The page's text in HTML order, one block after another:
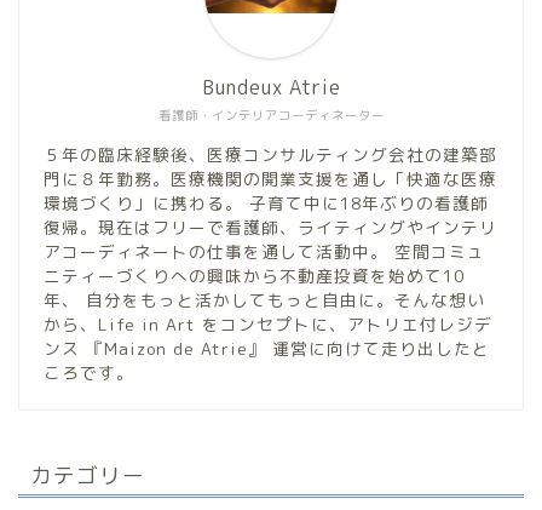
看護師・インテリアコーディネーター
Bundeux Atrie
５年の臨床経験後、医療コンサルティング会社の建築部
門に８年勤務。医療機関の開業支援を通し「快適な医療
環境づくり」に携わる。 子育て中に18年ぶりの看護師
復帰。現在はフリーで看護師、ライティングやインテリ
アコーディネートの仕事を通して活動中。 空間コミュ
ニティーづくりへの興味から不動産投資を始めて10
年、 自分をもっと活かしてもっと自由に。そんな想い
から、Life in Art をコンセプトに、アトリエ付レジデ
ンス 『Maizon de Atrie』 運営に向けて走り出したと
ころです。
カテゴリー